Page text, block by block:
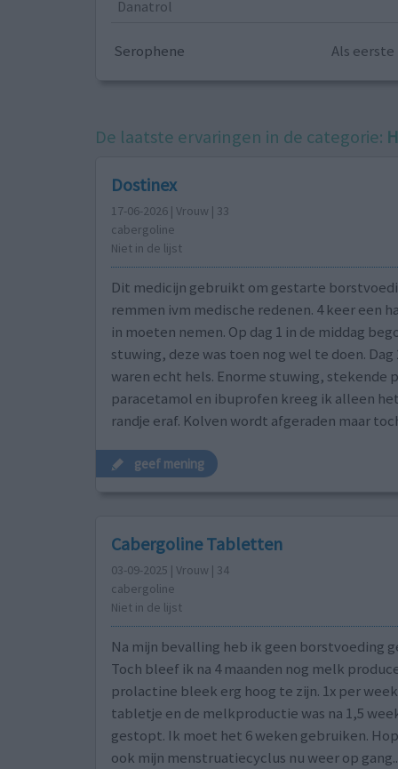
Danatrol
Serophene Als
De laatste ervaringen in de categorie:
Dostinex
17-06-2026 | Vrouw | 33
cabergoline
Niet in de lijst
Dit medicijn gebruikt om gestarte
remmen ivm medische redenen. 4 keer een
in moeten nemen. Op dag 1 in de middag
stuwing, deze was toen nog wel te doen. Dag
waren echt hels. Enorme stuwing, stekende
paracetamol en ibuprofen kreeg ik alleen
randje eraf. Kolven wordt afgeraden maar
geef mening
Cabergoline Tabletten
03-09-2025 | Vrouw | 34
cabergoline
Niet in de lijst
Na mijn bevalling heb ik geen borstvoeding
Toch bleef ik na 4 maanden nog melk
prolactine bleek erg hoog te zijn. 1x per
tabletje en de melkproductie was na 1,5
gestopt. Ik moet het 6 weken gebruiken.
ook mijn menstruatiecyclus nu weer op